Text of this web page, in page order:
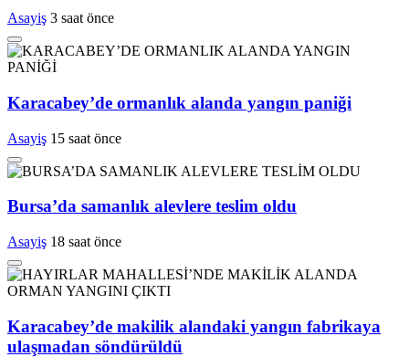
Asayiş 3 saat önce
Karacabey’de ormanlık alanda yangın paniği
Asayiş 15 saat önce
Bursa’da samanlık alevlere teslim oldu
Asayiş 18 saat önce
Karacabey’de makilik alandaki yangın fabrikaya
ulaşmadan söndürüldü